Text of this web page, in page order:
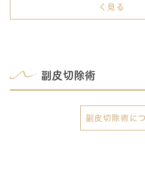
く見る
副皮切除術
副皮切除術に